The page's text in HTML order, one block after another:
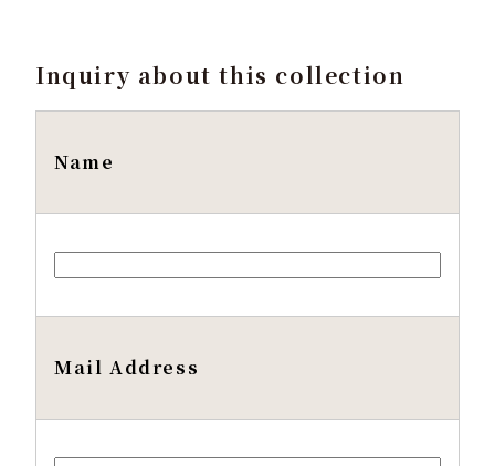
Inquiry about this collection
Name
Mail Address